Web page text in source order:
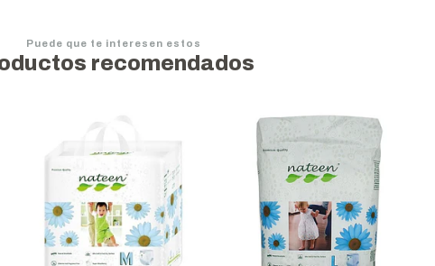
Puede que te interesen estos
recomendados